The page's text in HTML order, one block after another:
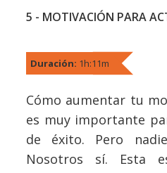
5 - MOTIVACIÓN PARA
Duración: 1h:11m
Cómo aumentar tu
es muy importante
de éxito. Pero
Nosotros sí. Esta